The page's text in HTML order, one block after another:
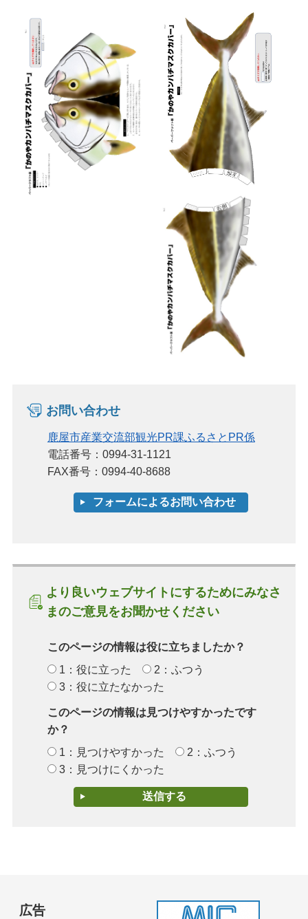
お問い合わせ
鹿屋市産業交流部観光PR課ふるさとPR係
電話番号：0994-31-1121
FAX番号：0994-40-8688
より良いウェブサイトにするためにみなさ
まのご意見をお聞かせください
このページの情報は役に立ちましたか？
1：役に立った
2：ふつう
3：役に立たなかった
このページの情報は見つけやすかったです
か？
1：見つけやすかった
2：ふつう
3：見つけにくかった
広告